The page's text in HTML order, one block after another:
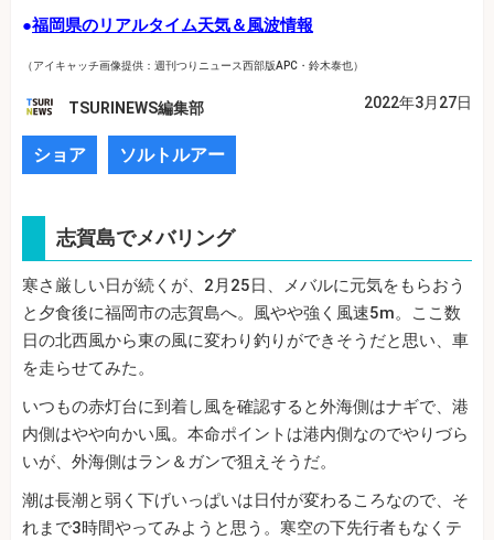
●福岡県のリアルタイム天気＆風波情報
（アイキャッチ画像提供：週刊つりニュース西部版APC・鈴木泰也）
TSURINEWS編集部 2022年3月27日
ショア ソルトルアー
志賀島でメバリング
寒さ厳しい日が続くが、2月25日、メバルに元気をもらおう
と夕食後に福岡市の志賀島へ。風やや強く風速5m。ここ数
日の北西風から東の風に変わり釣りができそうだと思い、車
を走らせてみた。
いつもの赤灯台に到着し風を確認すると外海側はナギで、港
内側はやや向かい風。本命ポイントは港内側なのでやりづら
いが、外海側はラン＆ガンで狙えそうだ。
潮は長潮と弱く下げいっぱいは日付が変わるころなので、そ
れまで3時間やってみようと思う。寒空の下先行者もなくテ